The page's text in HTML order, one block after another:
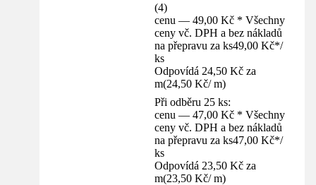
(4)
cenu — 49,00 Kč * Všechny
ceny vč. DPH a bez nákladů
na přepravu za ks49,00 Kč*/
ks
Odpovídá 24,50 Kč za
m(24,50 Kč/ m)
Při odběru 25 ks:
cenu — 47,00 Kč * Všechny
ceny vč. DPH a bez nákladů
na přepravu za ks47,00 Kč*/
ks
Odpovídá 23,50 Kč za
m(23,50 Kč/ m)